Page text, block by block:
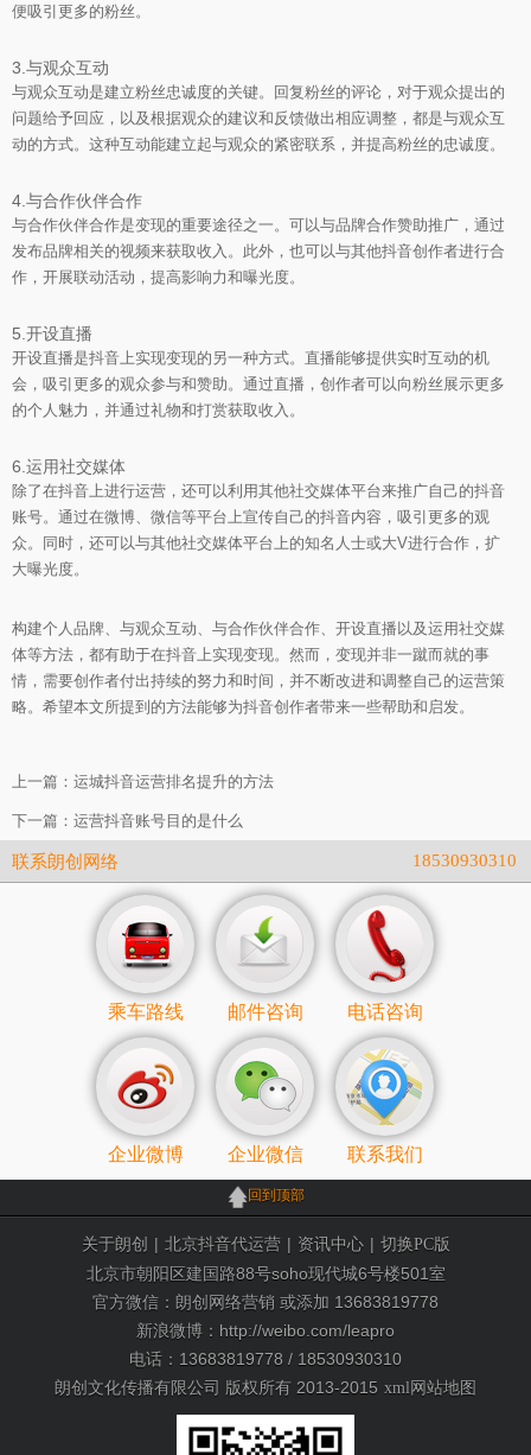
便吸引更多的粉丝。
3.与观众互动
与观众互动是建立粉丝忠诚度的关键。回复粉丝的评论，对于观众提出的
问题给予回应，以及根据观众的建议和反馈做出相应调整，都是与观众互
动的方式。这种互动能建立起与观众的紧密联系，并提高粉丝的忠诚度。
4.与合作伙伴合作
与合作伙伴合作是变现的重要途径之一。可以与品牌合作赞助推广，通过
发布品牌相关的视频来获取收入。此外，也可以与其他抖音创作者进行合
作，开展联动活动，提高影响力和曝光度。
5.开设直播
开设直播是抖音上实现变现的另一种方式。直播能够提供实时互动的机
会，吸引更多的观众参与和赞助。通过直播，创作者可以向粉丝展示更多
的个人魅力，并通过礼物和打赏获取收入。
6.运用社交媒体
除了在抖音上进行运营，还可以利用其他社交媒体平台来推广自己的抖音
账号。通过在微博、微信等平台上宣传自己的抖音内容，吸引更多的观
众。同时，还可以与其他社交媒体平台上的知名人士或大V进行合作，扩
大曝光度。
构建个人品牌、与观众互动、与合作伙伴合作、开设直播以及运用社交媒
体等方法，都有助于在抖音上实现变现。然而，变现并非一蹴而就的事
情，需要创作者付出持续的努力和时间，并不断改进和调整自己的运营策
略。希望本文所提到的方法能够为抖音创作者带来一些帮助和启发。
上一篇： 运城抖音运营排名提升的方法
下一篇： 运营抖音账号目的是什么
联系朗创网络 18530930310
电话咨询
邮件咨询
乘车路线
联系我们
企业微信
企业微博
回到顶部
关于朗创 | 北京抖音代运营 | 资讯中心 | 切换PC版
北京市朝阳区建国路88号soho现代城6号楼501室
官方微信：朗创网络营销 或添加 13683819778
新浪微博：http://weibo.com/leapro
电话：13683819778 / 18530930310
朗创文化传播有限公司 版权所有 2013-2015 xml网站地图